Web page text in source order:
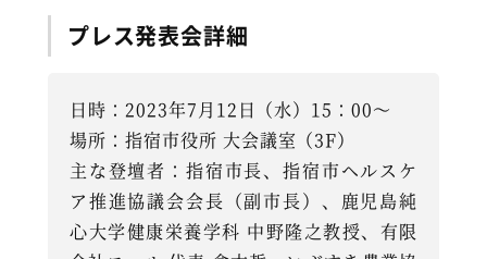
プレス発表会詳細
日時：2023年7月12日（水）15：00〜
場所：指宿市役所 大会議室（3F）
主な登壇者：指宿市長、指宿市ヘルスケ
ア推進協議会会長（副市長）、鹿児島純
心大学健康栄養学科 中野隆之教授、有限